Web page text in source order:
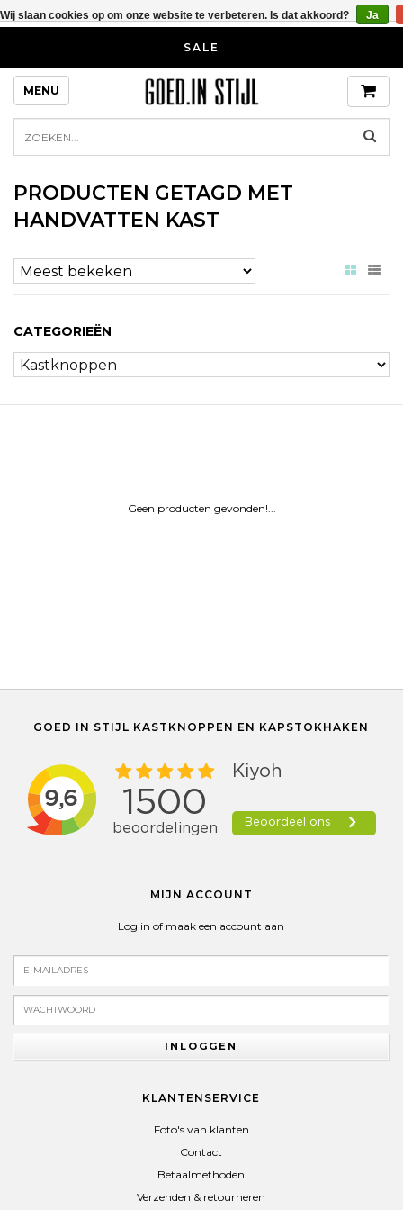
SALE
MENU
PRODUCTEN GETAGD MET
HANDVATTEN KAST
CATEGORIEËN
Geen producten gevonden!...
GOED IN STIJL KASTKNOPPEN EN KAPSTOKHAKEN
MIJN ACCOUNT
Log in of maak een account aan
INLOGGEN
KLANTENSERVICE
Foto's van klanten
Contact
Betaalmethoden
Verzenden & retourneren
Wij slaan cookies op om onze website te verbeteren. Is dat akkoord? Ja